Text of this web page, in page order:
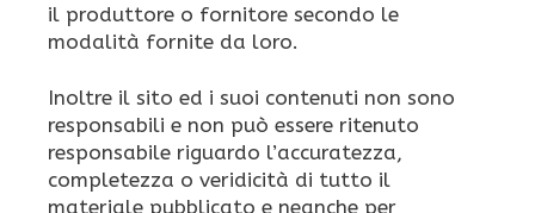
il produttore o fornitore secondo le
modalità fornite da loro.
Inoltre il sito ed i suoi contenuti non sono
responsabili e non può essere ritenuto
responsabile riguardo l’accuratezza,
completezza o veridicità di tutto il
materiale pubblicato e neanche per